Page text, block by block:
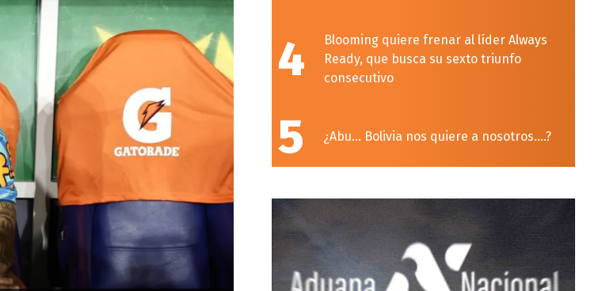
4
Blooming quiere frenar al líder Always
Ready, que busca su sexto triunfo
consecutivo
5 ¿Abu… Bolivia nos quiere a nosotros….?